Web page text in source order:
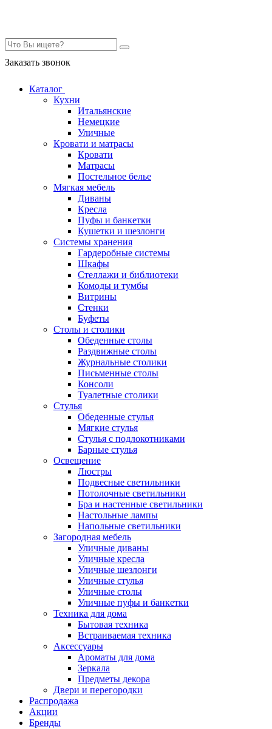
Заказать звонок
Каталог
Кухни
Итальянские
Немецкие
Уличные
Кровати и матрасы
Кровати
Матрасы
Постельное белье
Мягкая мебель
Диваны
Кресла
Пуфы и банкетки
Кушетки и шезлонги
Системы хранения
Гардеробные системы
Шкафы
Стеллажи и библиотеки
Комоды и тумбы
Витрины
Стенки
Буфеты
Столы и столики
Обеденные столы
Раздвижные столы
Журнальные столики
Письменные столы
Консоли
Туалетные столики
Стулья
Обеденные стулья
Мягкие стулья
Стулья с подлокотниками
Барные стулья
Освещение
Люстры
Подвесные светильники
Потолочные светильники
Бра и настенные светильники
Настольные лампы
Напольные светильники
Загородная мебель
Уличные диваны
Уличные кресла
Уличные шезлонги
Уличные стулья
Уличные столы
Уличные пуфы и банкетки
Техника для дома
Бытовая техника
Встраиваемая техника
Аксессуары
Ароматы для дома
Зеркала
Предметы декора
Двери и перегородки
Распродажа
Акции
Бренды